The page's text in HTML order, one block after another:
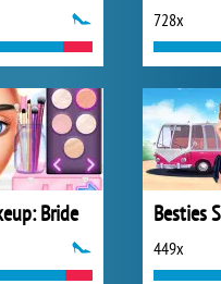
728x
Bride
449x